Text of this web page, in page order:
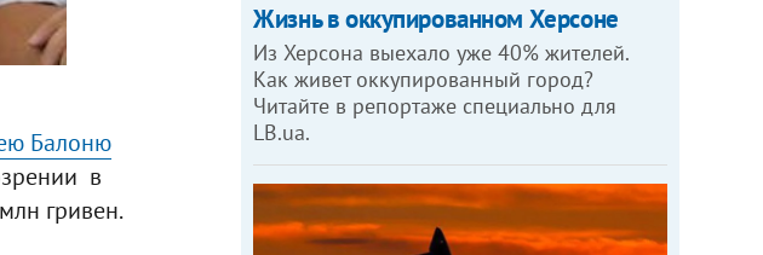
Балоню
в
гривен.
Жизнь в оккупированном Херсоне
Из Херсона выехало уже 40% жителей.
Как живет оккупированный город?
Читайте в репортаже специально для
LB.ua.